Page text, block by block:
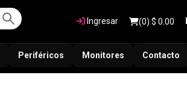
Ingresar (0) $ 0.00
Periféricos Monitores Contacto